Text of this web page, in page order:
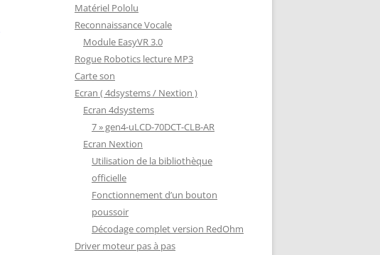
Matériel Pololu
Reconnaissance Vocale
Module EasyVR 3.0
Rogue Robotics lecture MP3
Carte son
Ecran ( 4dsystems / Nextion )
Ecran 4dsystems
7 » gen4-uLCD-70DCT-CLB-AR
Ecran Nextion
Utilisation de la bibliothèque
officielle
Fonctionnement d’un bouton
poussoir
Décodage complet version RedOhm
Driver moteur pas à pas